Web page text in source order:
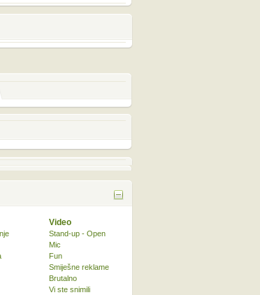
Video
Stand-up - Open
Mic
Fun
Smiješne reklame
Brutalno
Vi ste snimili